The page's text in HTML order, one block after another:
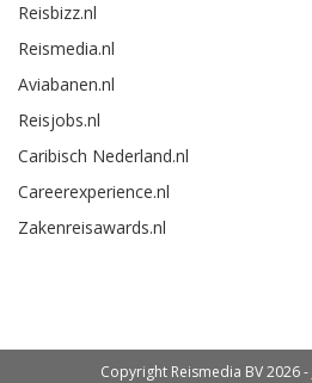
Reisbizz.nl
Reismedia.nl
Aviabanen.nl
Reisjobs.nl
Caribisch Nederland.nl
Careerexperience.nl
Zakenreisawards.nl
Copyright Reismedia BV 2026 -